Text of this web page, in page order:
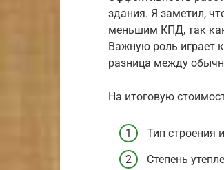
здания. Я заметил,
меньшим КПД, так
Важную роль играет
разница между
На итоговую
Тип строения
Степень